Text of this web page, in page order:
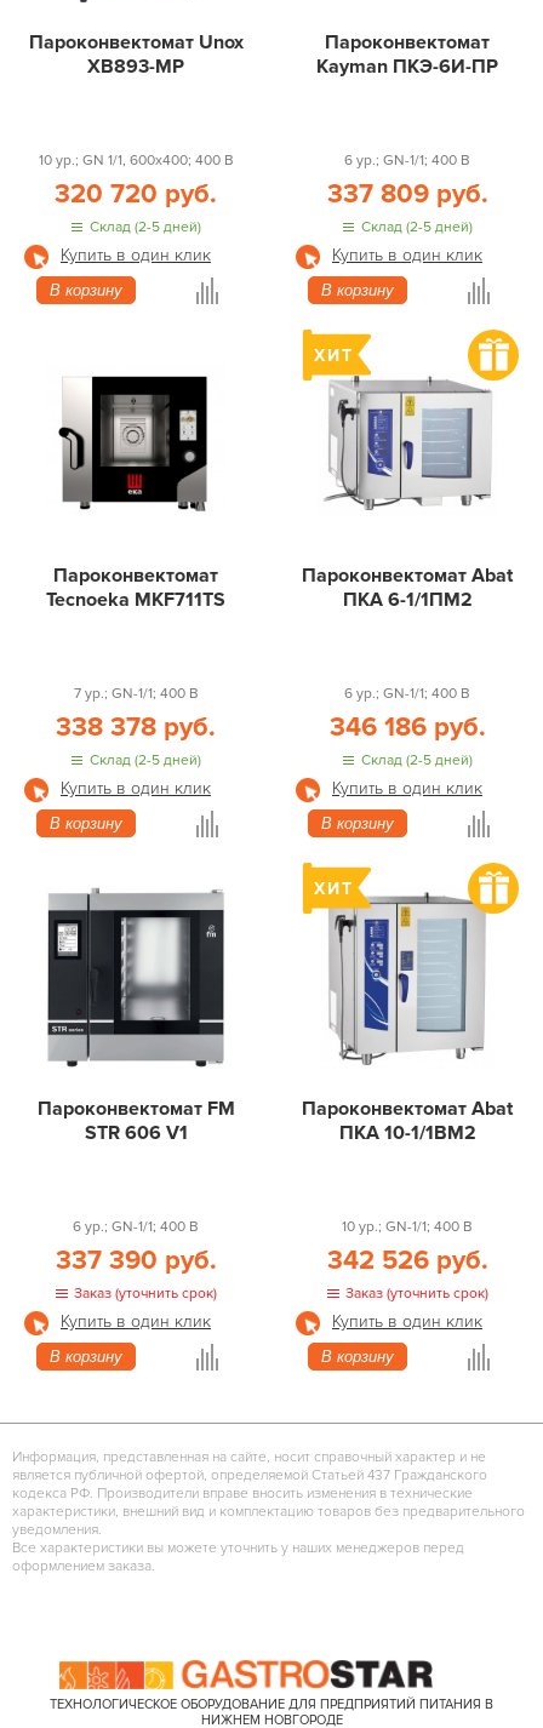
Пароконвектомат Unox
XB893-MP
10 ур.; GN 1/1, 600x400; 400 В
320 720 руб.
Склад (2-5 дней)
Купить в один клик
В корзину
Пароконвектомат
Kayman ПКЭ-6И-ПР
6 ур.; GN-1/1; 400 В
337 809 руб.
Склад (2-5 дней)
Купить в один клик
В корзину
Пароконвектомат
Tecnoeka MKF711TS
7 ур.; GN-1/1; 400 В
338 378 руб.
Склад (2-5 дней)
Купить в один клик
В корзину
Пароконвектомат Abat
ПКА 6-1/1ПМ2
6 ур.; GN-1/1; 400 В
346 186 руб.
Склад (2-5 дней)
Купить в один клик
В корзину
Пароконвектомат FM
STR 606 V1
6 ур.; GN-1/1; 400 В
337 390 руб.
Заказ (уточнить срок)
Купить в один клик
В корзину
Пароконвектомат Abat
ПКА 10-1/1ВМ2
10 ур.; GN-1/1; 400 В
342 526 руб.
Заказ (уточнить срок)
Купить в один клик
В корзину
Информация, представленная на сайте, носит справочный характер и не
является публичной офертой, определяемой Статьей 437 Гражданского
кодекса РФ. Производители вправе вносить изменения в технические
характеристики, внешний вид и комплектацию товаров без предварительного
уведомления.
Все характеристики вы можете уточнить у наших менеджеров перед
оформлением заказа.
ТЕХНОЛОГИЧЕСКОЕ ОБОРУДОВАНИЕ ДЛЯ ПРЕДПРИЯТИЙ ПИТАНИЯ В
НИЖНЕМ НОВГОРОДЕ